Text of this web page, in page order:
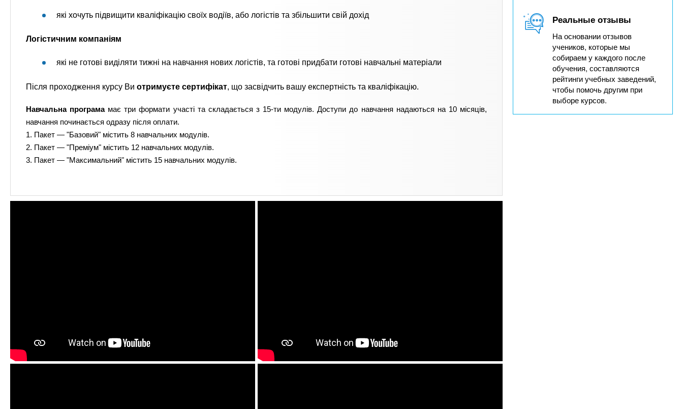
які хочуть підвищити кваліфікацію своїх водіїв, або логістів та збільшити свій дохід
Логістичним компаніям
які не готові виділяти тижні на навчання нових логістів, та готові придбати готові навчальні матеріали
Після проходження курсу Ви отримуєте сертифікат, що засвідчить вашу експертність та кваліфікацію.
Навчальна програмамає три формати участі та складається з 15-ти модулів. Доступи до навчання надаються на 10 місяців,
навчання починається одразу після оплати.
1. Пакет — "Базовий" містить 8 навчальних модулів.
2. Пакет — "Преміум" містить 12 навчальних модулів.
3. Пакет — "Максимальний" містить 15 навчальних модулів.
Реальные отзывы
На основании отзывов
учеников, которые мы
собираем у каждого после
обучения, составляются
рейтинги учебных заведений,
чтобы помочь другим при
выборе курсов.